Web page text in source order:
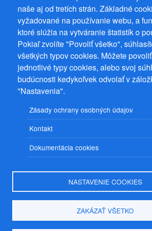
naše aj od tretích strán. Základné
vyžadované na používanie webu, a
ktoré slúžia na vytváranie štatistík o
Pokiaľ zvolíte "Povoliť všetko",
všetkých typov cookies. Môžete
jednotlivé typy cookies, alebo svoj
budúcnosti kedykoľvek odvolať v
"Nastavenia".
Zásady ochrany osobných údajov
Kontakt
Dokumentácia cookies
NASTAVENIE COOKIES
ZAKÁZAŤ VŠETKO
Spolupracujeme
Prevádzkovateľ: Mgr. Bc. Žaneta Radimecká,
© 2026PuzzleWebss.r.o.